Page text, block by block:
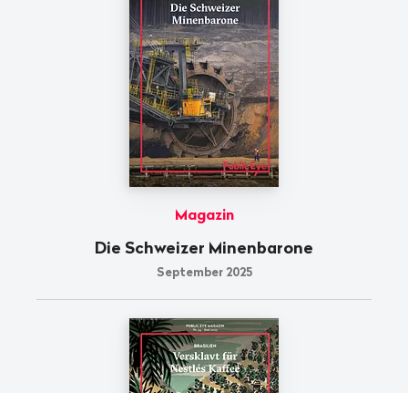
Magazin
Die Schweizer Minenbarone
September 2025